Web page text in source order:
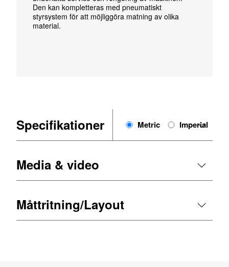
Den kan kompletteras med pneumatiskt
styrsystem för att möjliggöra matning av olika
material.
Specifikationer Metric Imperial
Media & video
Måttritning/Layout